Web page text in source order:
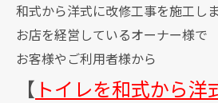
和式から洋式に改修工事を施工しま
お店を経営しているオーナー様で
お客様やご利用者様から
【 トイレを和式から洋